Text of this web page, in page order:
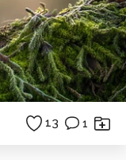
13 1